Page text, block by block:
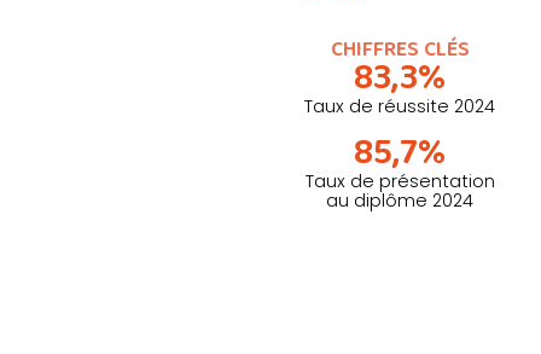
CHIFFRES CLÉS
83,3%
Taux de réussite 2024
85,7%
Taux de présentation
au diplôme 2024